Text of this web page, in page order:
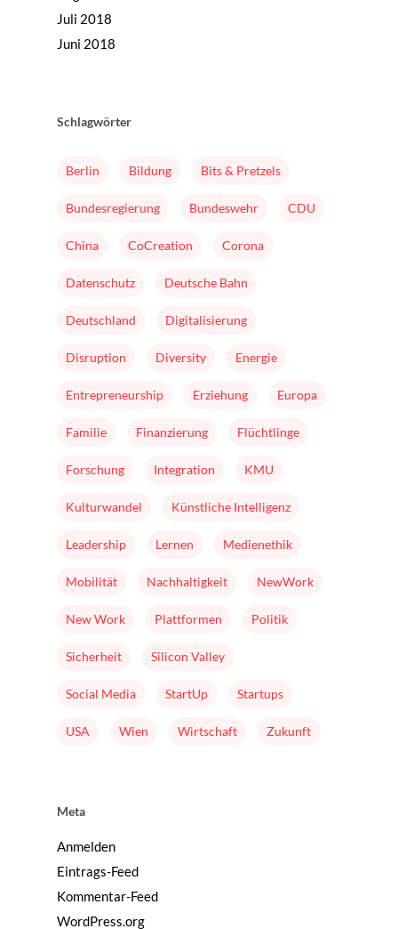
Juli 2018
Juni 2018
Schlagwörter
Berlin Bildung Bits & Pretzels
Bundesregierung Bundeswehr CDU
China CoCreation Corona
Datenschutz Deutsche Bahn
Deutschland Digitalisierung
Disruption Diversity Energie
Entrepreneurship Erziehung Europa
Familie Finanzierung Flüchtlinge
Forschung Integration KMU
Kulturwandel Künstliche Intelligenz
Leadership Lernen Medienethik
Mobilität Nachhaltigkeit NewWork
New Work Plattformen Politik
Sicherheit Silicon Valley
Social Media StartUp Startups
USA Wien Wirtschaft Zukunft
Meta
Anmelden
Eintrags-Feed
Kommentar-Feed
WordPress.org